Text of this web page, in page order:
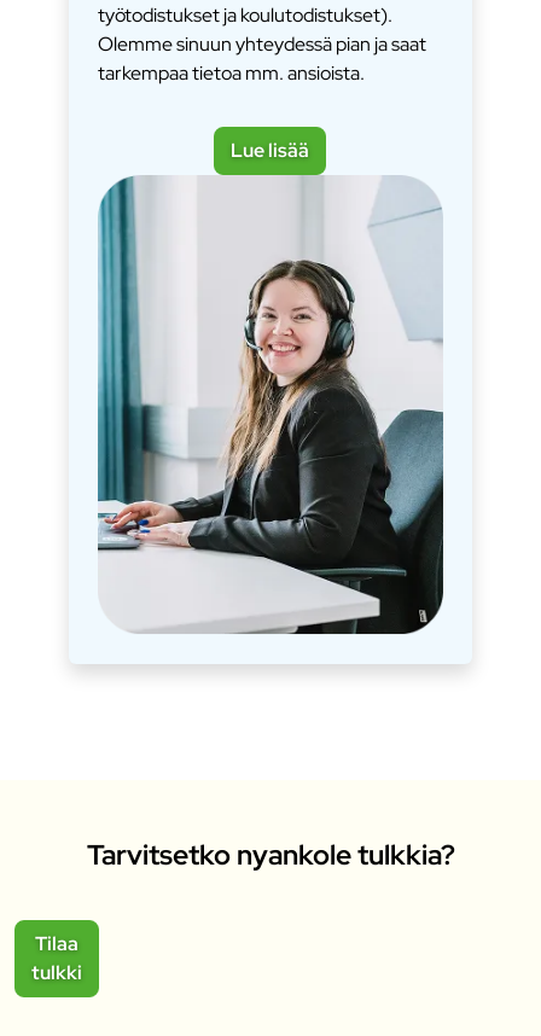
työtodistukset ja koulutodistukset).
Olemme sinuun yhteydessä pian ja saat
tarkempaa tietoa mm. ansioista.
Lue lisää
Tarvitsetko nyankole tulkkia?
Tilaa
tulkki